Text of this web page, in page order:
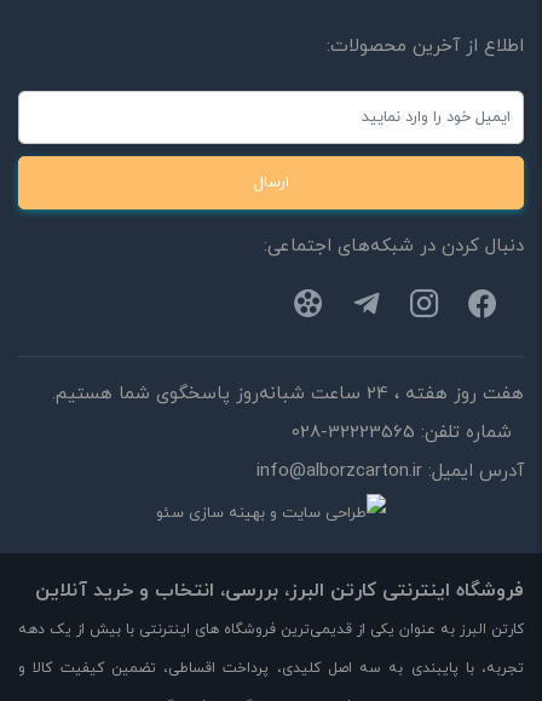
اطلاع از آخرین محصولات:
ارسال
دنبال کردن در شبکه‌های اجتماعی:
هفت روز هفته ، 24 ساعت شبانه‌روز پاسخگوی شما هستیم.
شماره تلفن: 028-32223565
آدرس ایمیل: info@alborzcarton.ir
فروشگاه اینترنتی کارتن البرز، بررسی، انتخاب و خرید آنلاین
کارتن البرز به عنوان یکی از قدیمی‌ترین فروشگاه های اینترنتی با بیش از یک دهه
تجربه، با پایبندی به سه اصل کلیدی، پرداخت اقساطی، تضمین کیفیت کالا و